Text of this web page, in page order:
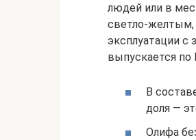
людей или в
светло-желтым,
эксплуатации с
выпускается по
В
доля —
Олифа